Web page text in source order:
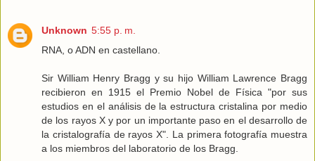
Unknown 5:55 p. m.
RNA, o ADN en castellano.
Sir William Henry Bragg y su hijo William Lawrence Bragg
recibieron en 1915 el Premio Nobel de Física "por sus
estudios en el análisis de la estructura cristalina por medio
de los rayos X y por un importante paso en el desarrollo de
la cristalografía de rayos X". La primera fotografía muestra
a los miembros del laboratorio de los Bragg.